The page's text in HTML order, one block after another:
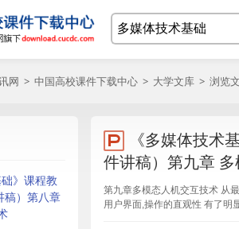
网 > 中国高校课件下载中心 > 大学文库 > 浏览
础》课程教
稿）第八章
《多媒体技术
件讲稿）第九章
第九章多模态人机交互技术 从
用户界面,操作的直观性 有了明